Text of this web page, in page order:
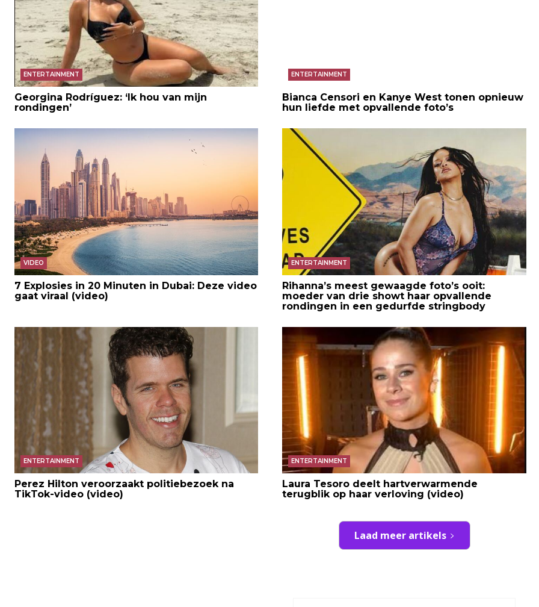
ENTERTAINMENT
Georgina Rodríguez: ‘Ik hou van mijn
rondingen’
ENTERTAINMENT
Bianca Censori en Kanye West tonen opnieuw
hun liefde met opvallende foto’s
VIDEO
7 Explosies in 20 Minuten in Dubai: Deze video
gaat viraal (video)
ENTERTAINMENT
Rihanna’s meest gewaagde foto’s ooit:
moeder van drie showt haar opvallende
rondingen in een gedurfde stringbody
ENTERTAINMENT
Perez Hilton veroorzaakt politiebezoek na
TikTok-video (video)
ENTERTAINMENT
Laura Tesoro deelt hartverwarmende
terugblik op haar verloving (video)
Laad meer artikels